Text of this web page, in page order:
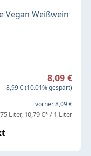
Vegan Weißwein
Verkaufspreis:
8,09 €
Regulärer Preis:
8,99 €(10.01% gespart)
vorher 8,09 €
Liter 10,79 €* / 1 Liter